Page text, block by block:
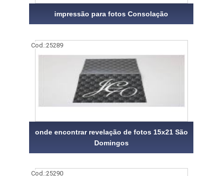
impressão para fotos Consolação
Cod.:25289
onde encontrar revelação de fotos 15x21 São
Domingos
Cod.:25290